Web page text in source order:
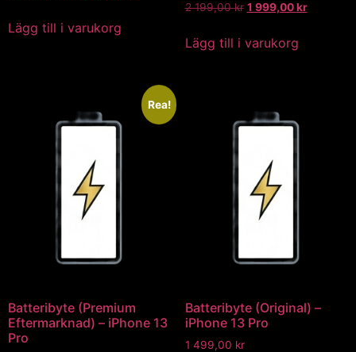
Lägg till i varukorg
2 199,00kr 1 999,00kr
Lägg till i varukorg
Rea!
Batteribyte (Premium
Eftermarknad) – iPhone 13
Pro
Batteribyte (Original) –
iPhone 13 Pro
1 499,00 kr